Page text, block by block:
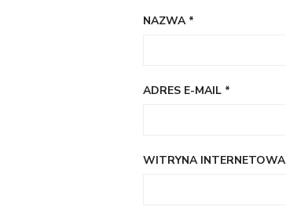
NAZWA *
ADRES E-MAIL *
WITRYNA INTERNETOWA